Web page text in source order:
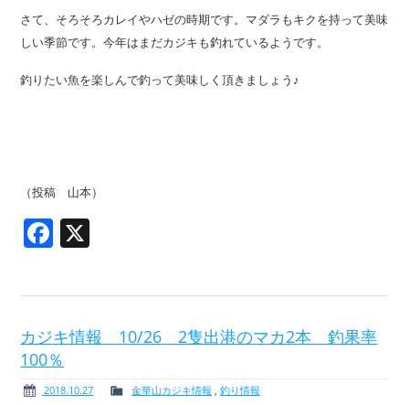
さて、そろそろカレイやハゼの時期です。マダラもキクを持って美味
しい季節です。今年はまだカジキも釣れているようです。
釣りたい魚を楽しんで釣って美味しく頂きましょう♪
（投稿 山本）
Facebook
カジキ情報 10/26 2隻出港のマカ2本 釣果率
100％
2018.10.27 金華山カジキ情報 ,釣り情報